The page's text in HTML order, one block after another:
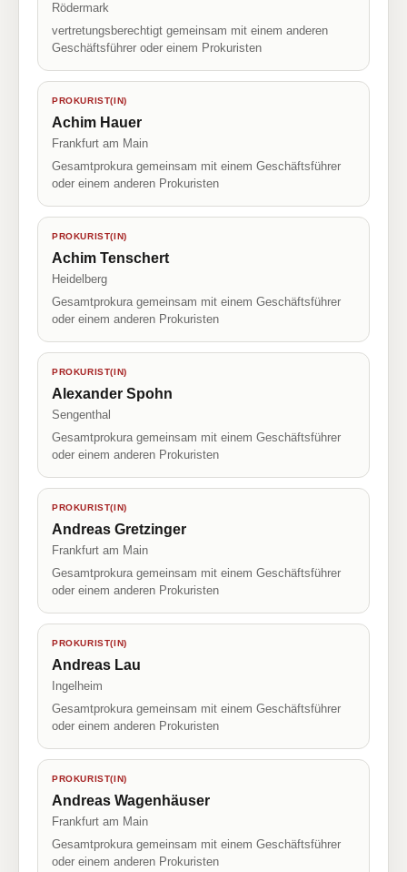
Rödermark
vertretungsberechtigt gemeinsam mit einem anderen
Geschäftsführer oder einem Prokuristen
PROKURIST(IN)
Achim Hauer
Frankfurt am Main
Gesamtprokura gemeinsam mit einem Geschäftsführer
oder einem anderen Prokuristen
PROKURIST(IN)
Achim Tenschert
Heidelberg
Gesamtprokura gemeinsam mit einem Geschäftsführer
oder einem anderen Prokuristen
PROKURIST(IN)
Alexander Spohn
Sengenthal
Gesamtprokura gemeinsam mit einem Geschäftsführer
oder einem anderen Prokuristen
PROKURIST(IN)
Andreas Gretzinger
Frankfurt am Main
Gesamtprokura gemeinsam mit einem Geschäftsführer
oder einem anderen Prokuristen
PROKURIST(IN)
Andreas Lau
Ingelheim
Gesamtprokura gemeinsam mit einem Geschäftsführer
oder einem anderen Prokuristen
PROKURIST(IN)
Andreas Wagenhäuser
Frankfurt am Main
Gesamtprokura gemeinsam mit einem Geschäftsführer
oder einem anderen Prokuristen